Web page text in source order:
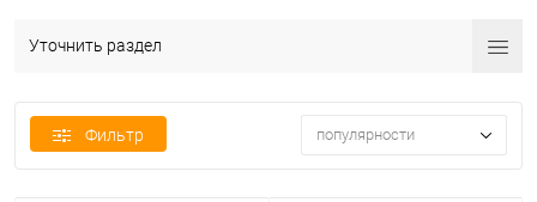
Уточнить раздел
Фильтр популярности